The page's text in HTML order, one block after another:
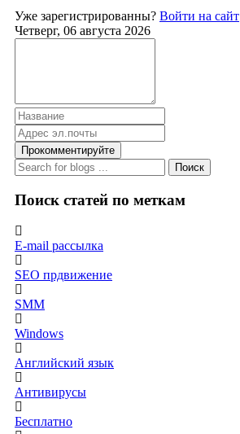
Уже зарегистрированны? Войти на сайт
Четверг, 06 августа 2026
Прокомментируйте
Поиск
Поиск статей по меткам
E-mail рассылка
SEO прдвижение
SMM
Windows
Английский язык
Антивирусы
Бесплатно